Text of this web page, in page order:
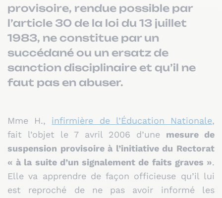
provisoire, rendue possible par
l’article 30 de la loi du 13 juillet
1983, ne constitue par un
succédané ou un ersatz de
sanction disciplinaire et qu’il ne
faut pas en abuser.
Mme H., infirmière de l’Éducation Nationale,
fait l’objet le 7 avril 2006 d’une mesure de
suspension provisoire à l’initiative du Rectorat
« à la suite d’un signalement de faits graves ».
Elle va apprendre de façon officieuse qu’il lui
est reproché de ne pas avoir informé les